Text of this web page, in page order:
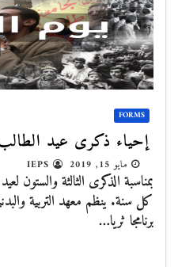
FORMS
إحياء ذكرى عيد
مايو 15, 2019
برنامجا ثريا…